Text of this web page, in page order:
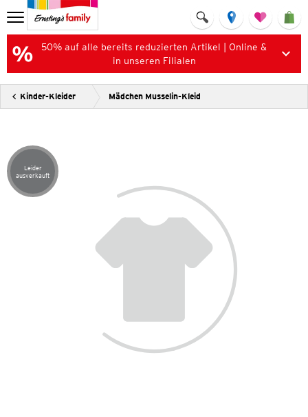
50% auf alle bereits reduzierten Artikel | Online &
in unseren Filialen
Kinder-Kleider Mädchen Musselin-Kleid
Artikel leider ausverkauft
Leider
ausverkauft